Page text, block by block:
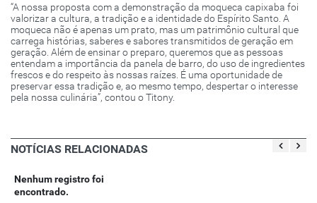
“A nossa proposta com a demonstração da moqueca capixaba foi
valorizar a cultura, a tradição e a identidade do Espírito Santo. A
moqueca não é apenas um prato, mas um patrimônio cultural que
carrega histórias, saberes e sabores transmitidos de geração em
geração. Além de ensinar o preparo, queremos que as pessoas
entendam a importância da panela de barro, do uso de ingredientes
frescos e do respeito às nossas raízes. É uma oportunidade de
preservar essa tradição e, ao mesmo tempo, despertar o interesse
pela nossa culinária”, contou o Titony.
NOTÍCIAS RELACIONADAS
Nenhum registro foi
encontrado.